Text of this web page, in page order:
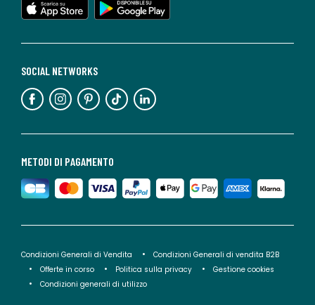
METODI DI PAGAMENTO
SOCIAL NETWORKS
Condizioni Generali di Vendita
Condizioni Generali di vendita B2B
Offerte in corso
Politica sulla privacy
Gestione cookies
Condizioni generali di utilizzo